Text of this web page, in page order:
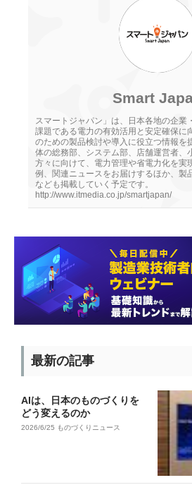
Smart
スマートジャパン」は、日本各地の企業
課題である電力の有効活用と安定確保に
のための製品検討や導入に役立つ情報を
体の総務部、システム部、店舗運営者、
方々に向けて、電力管理や省電力化を実
例、関連ニュースをお届けするほか、製
なども掲載していく予定です。
http://www.itmedia.co.jp/smartjapan/
最新の記事
AIは、日本のものづくりを
どう変えるのか
2026/6/25 ものづくりニュース